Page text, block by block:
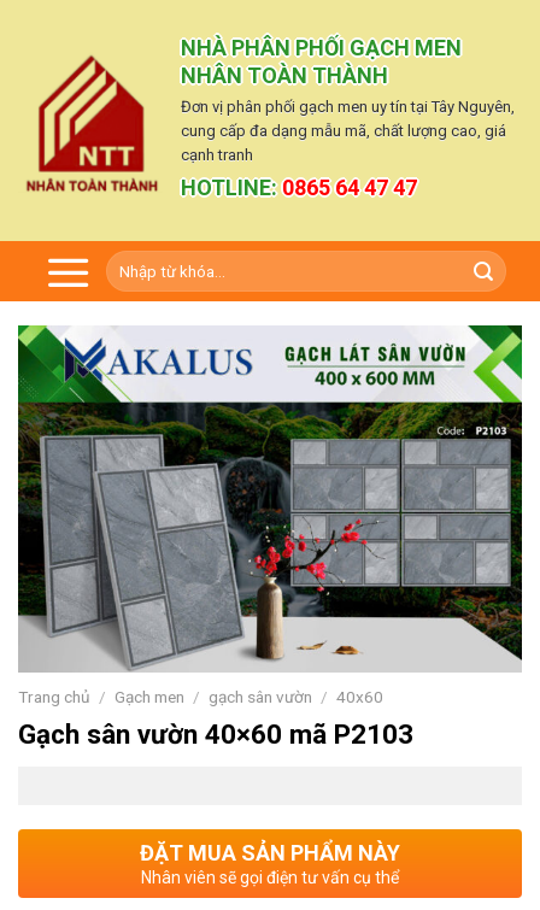
NHÀ PHÂN PHỐI GẠCH MEN
NHÂN TOÀN THÀNH
Đơn vị phân phối gạch men uy tín tại Tây Nguyên,
cung cấp đa dạng mẫu mã, chất lượng cao, giá
cạnh tranh
HOTLINE:0865 64 47 47
Tìm
kiếm:
Trang chủ / Gạch men / gạch sân vườn / 40x60
Gạch sân vườn 40×60 mã P2103
ĐẶT MUA SẢN PHẨM NÀY
Nhân viên sẽ gọi điện tư vấn cụ thể